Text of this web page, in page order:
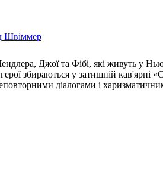
Швіммер
Джої та Фібі, які живуть у
збираються у затишній кав'ярні
діалогами і